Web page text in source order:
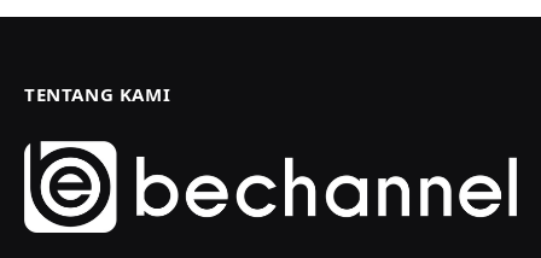
TENTANG KAMI